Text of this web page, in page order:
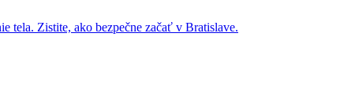
tela. Zistite, ako bezpečne začať v Bratislave.